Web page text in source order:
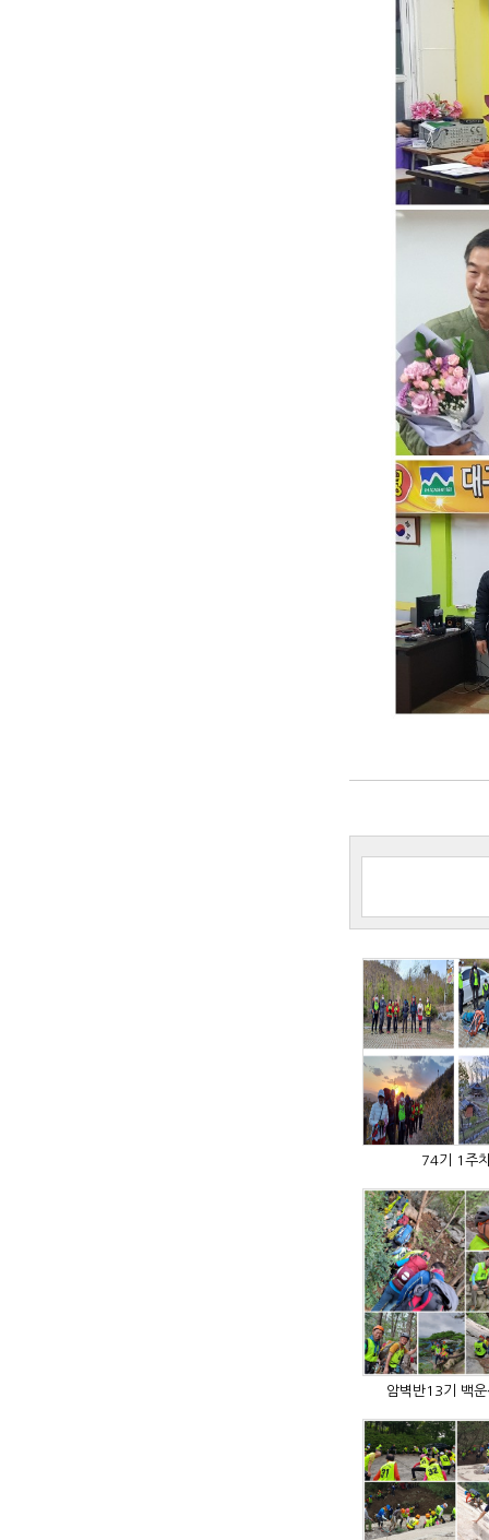
74기 1주
암벽반13기 백운